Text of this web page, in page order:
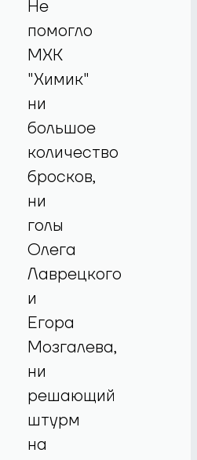
Не
помогло
МХК
"Химик"
ни
большое
количество
бросков,
ни
голы
Олега
Лаврецкого
и
Егора
Мозгалева,
ни
решающий
штурм
на